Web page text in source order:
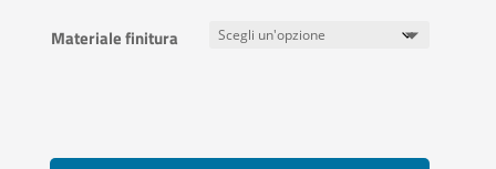
Materiale finitura